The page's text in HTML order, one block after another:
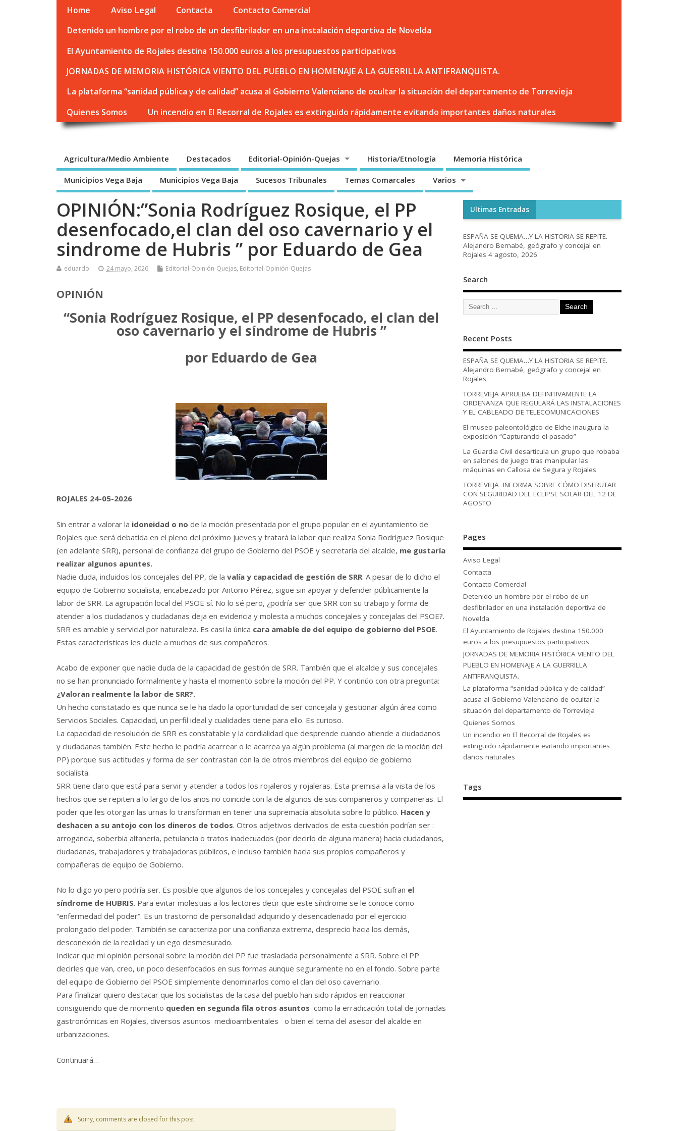
Home Aviso Legal Contacta
Contacto Comercial
Detenido un hombre por el robo de un desfibrilador en una instalación deportiva de Novelda
El Ayuntamiento de Rojales destina 150.000 euros a los presupuestos participativos
JORNADAS DE MEMORIA HISTÓRICA VIENTO DEL PUEBLO EN HOMENAJE A LA GUERRILLA ANTIFRANQUISTA.
La plataforma “sanidad pública y de calidad” acusa al Gobierno Valenciano de ocultar la situación del departamento de Torrevieja
Quienes Somos
Un incendio en El Recorral de Rojales es extinguido rápidamente evitando importantes daños naturales
Agricultura/Medio Ambiente Destacados Editorial-Opinión-Quejas Historia/Etnología Memoria Histórica
Municipios Vega Baja Municipios Vega Baja Sucesos Tribunales Temas Comarcales Varios
OPINIÓN:”Sonia Rodríguez Rosique, el PP
desenfocado,el clan del oso cavernario y el
sindrome de Hubris ” por Eduardo de Gea
eduardo 24 mayo, 2026 Editorial-Opinión-Quejas, Editorial-Opinión-Quejas
OPINIÓN
“Sonia Rodríguez Rosique, el PP desenfocado, el clan del
oso cavernario y el síndrome de Hubris ”
por Eduardo de Gea
ROJALES 24-05-2026
Sin entrar a valorar la idoneidad o no de la moción presentada por el grupo popular en el ayuntamiento de
Rojales que será debatida en el pleno del próximo jueves y tratará la labor que realiza Sonia Rodríguez Rosique
(en adelante SRR), personal de confianza del grupo de Gobierno del PSOE y secretaria del alcalde, me gustaría
realizar algunos apuntes.
Nadie duda, incluidos los concejales del PP, de la valía y capacidad de gestión de SRR. A pesar de lo dicho el
equipo de Gobierno socialista, encabezado por Antonio Pérez, sigue sin apoyar y defender públicamente la
labor de SRR. La agrupación local del PSOE sí. No lo sé pero, ¿podría ser que SRR con su trabajo y forma de
atender a los ciudadanos y ciudadanas deja en evidencia y molesta a muchos concejales y concejalas del PSOE?.
SRR es amable y servicial por naturaleza. Es casi la única cara amable de del equipo de gobierno del PSOE.
Estas características les duele a muchos de sus compañeros.
Acabo de exponer que nadie duda de la capacidad de gestión de SRR. También que el alcalde y sus concejales
no se han pronunciado formalmente y hasta el momento sobre la moción del PP. Y continúo con otra pregunta:
¿Valoran realmente la labor de SRR?.
Un hecho constatado es que nunca se le ha dado la oportunidad de ser concejala y gestionar algún área como
Servicios Sociales. Capacidad, un perfil ideal y cualidades tiene para ello. Es curioso.
La capacidad de resolución de SRR es constatable y la cordialidad que desprende cuando atiende a ciudadanos
y ciudadanas también. Este hecho le podría acarrear o le acarrea ya algún problema (al margen de la moción del
PP) porque sus actitudes y forma de ser contrastan con la de otros miembros del equipo de gobierno
socialista.
SRR tiene claro que está para servir y atender a todos los rojaleros y rojaleras. Esta premisa a la vista de los
hechos que se repiten a lo largo de los años no coincide con la de algunos de sus compañeros y compañeras. El
poder que les otorgan las urnas lo transforman en tener una supremacía absoluta sobre lo público. Hacen y
deshacen a su antojo con los dineros de todos. Otros adjetivos derivados de esta cuestión podrían ser :
arrogancia, soberbia altanería, petulancia o tratos inadecuados (por decirlo de alguna manera) hacia ciudadanos,
ciudadanas, trabajadores y trabajadoras públicos, e incluso también hacia sus propios compañeros y
compañeras de equipo de Gobierno.
No lo digo yo pero podría ser. Es posible que algunos de los concejales y concejalas del PSOE sufran el
síndrome de HUBRIS. Para evitar molestias a los lectores decir que este síndrome se le conoce como
“enfermedad del poder”. Es un trastorno de personalidad adquirido y desencadenado por el ejercicio
prolongado del poder. También se caracteriza por una confianza extrema, desprecio hacia los demás,
desconexión de la realidad y un ego desmesurado.
Indicar que mi opinión personal sobre la moción del PP fue trasladada personalmente a SRR. Sobre el PP
decirles que van, creo, un poco desenfocados en sus formas aunque seguramente no en el fondo. Sobre parte
del equipo de Gobierno del PSOE simplemente denominarlos como el clan del oso cavernario.
Para finalizar quiero destacar que los socialistas de la casa del pueblo han sido rápidos en reaccionar
consiguiendo que de momento queden en segunda fila otros asuntos como la erradicación total de jornadas
gastronómicas en Rojales, diversos asuntos medioambientales o bien el tema del asesor del alcalde en
urbanizaciones.
Continuará…
Sorry, comments are closed for this post
Ultimas Entradas
ESPAÑA SE QUEMA…Y LA HISTORIA SE REPITE.
Alejandro Bernabé, geógrafo y concejal en
Rojales 4 agosto, 2026
Search
Recent Posts
ESPAÑA SE QUEMA…Y LA HISTORIA SE REPITE.
Alejandro Bernabé, geógrafo y concejal en
Rojales
TORREVIEJA APRUEBA DEFINITIVAMENTE LA
ORDENANZA QUE REGULARÁ LAS INSTALACIONES
Y EL CABLEADO DE TELECOMUNICACIONES
El museo paleontológico de Elche inaugura la
exposición “Capturando el pasado”
La Guardia Civil desarticula un grupo que robaba
en salones de juego tras manipular las
máquinas en Callosa de Segura y Rojales
TORREVIEJA INFORMA SOBRE CÓMO DISFRUTAR
CON SEGURIDAD DEL ECLIPSE SOLAR DEL 12 DE
AGOSTO
Pages
Aviso Legal
Contacta
Contacto Comercial
Detenido un hombre por el robo de un
desfibrilador en una instalación deportiva de
Novelda
El Ayuntamiento de Rojales destina 150.000
euros a los presupuestos participativos
JORNADAS DE MEMORIA HISTÓRICA VIENTO DEL
PUEBLO EN HOMENAJE A LA GUERRILLA
ANTIFRANQUISTA.
La plataforma “sanidad pública y de calidad”
acusa al Gobierno Valenciano de ocultar la
situación del departamento de Torrevieja
Quienes Somos
Un incendio en El Recorral de Rojales es
extinguido rápidamente evitando importantes
daños naturales
Tags